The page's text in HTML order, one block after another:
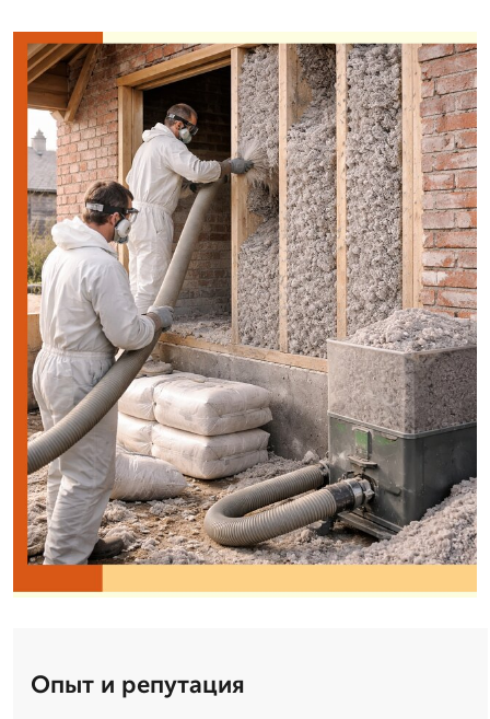
Опыт и репутация